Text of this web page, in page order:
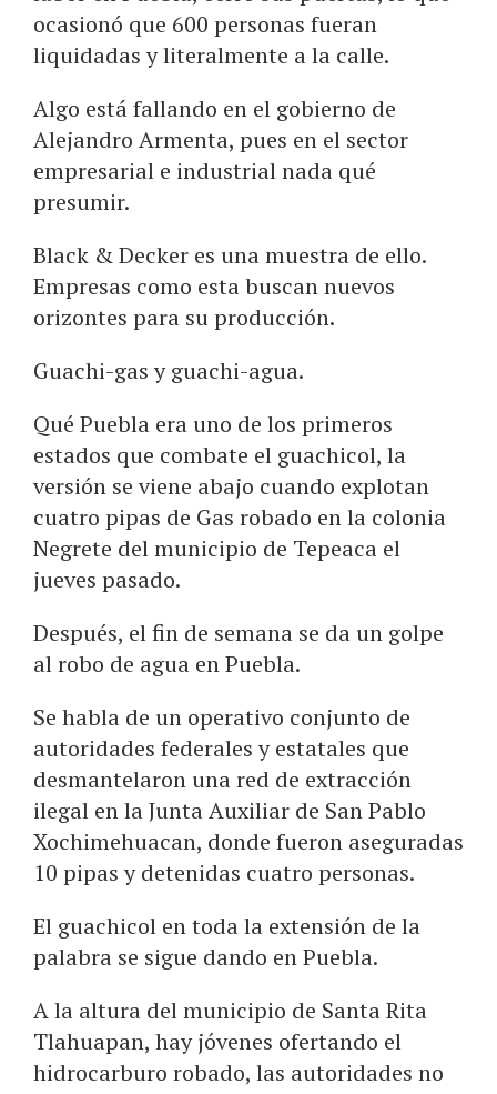
ocasionó que 600 personas fueran
liquidadas y literalmente a la calle.
Algo está fallando en el gobierno de
Alejandro Armenta, pues en el sector
empresarial e industrial nada qué
presumir.
Black & Decker es una muestra de ello.
Empresas como esta buscan nuevos
orizontes para su producción.
Guachi-gas y guachi-agua.
Qué Puebla era uno de los primeros
estados que combate el guachicol, la
versión se viene abajo cuando explotan
cuatro pipas de Gas robado en la colonia
Negrete del municipio de Tepeaca el
jueves pasado.
Después, el fin de semana se da un golpe
al robo de agua en Puebla.
Se habla de un operativo conjunto de
autoridades federales y estatales que
desmantelaron una red de extracción
ilegal en la Junta Auxiliar de San Pablo
Xochimehuacan, donde fueron aseguradas
10 pipas y detenidas cuatro personas.
El guachicol en toda la extensión de la
palabra se sigue dando en Puebla.
A la altura del municipio de Santa Rita
Tlahuapan, hay jóvenes ofertando el
hidrocarburo robado, las autoridades no